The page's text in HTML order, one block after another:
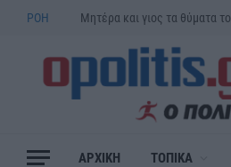
ΡΟΗ
ΑΡΧΙΚΗ ΤΟΠΙΚΑ